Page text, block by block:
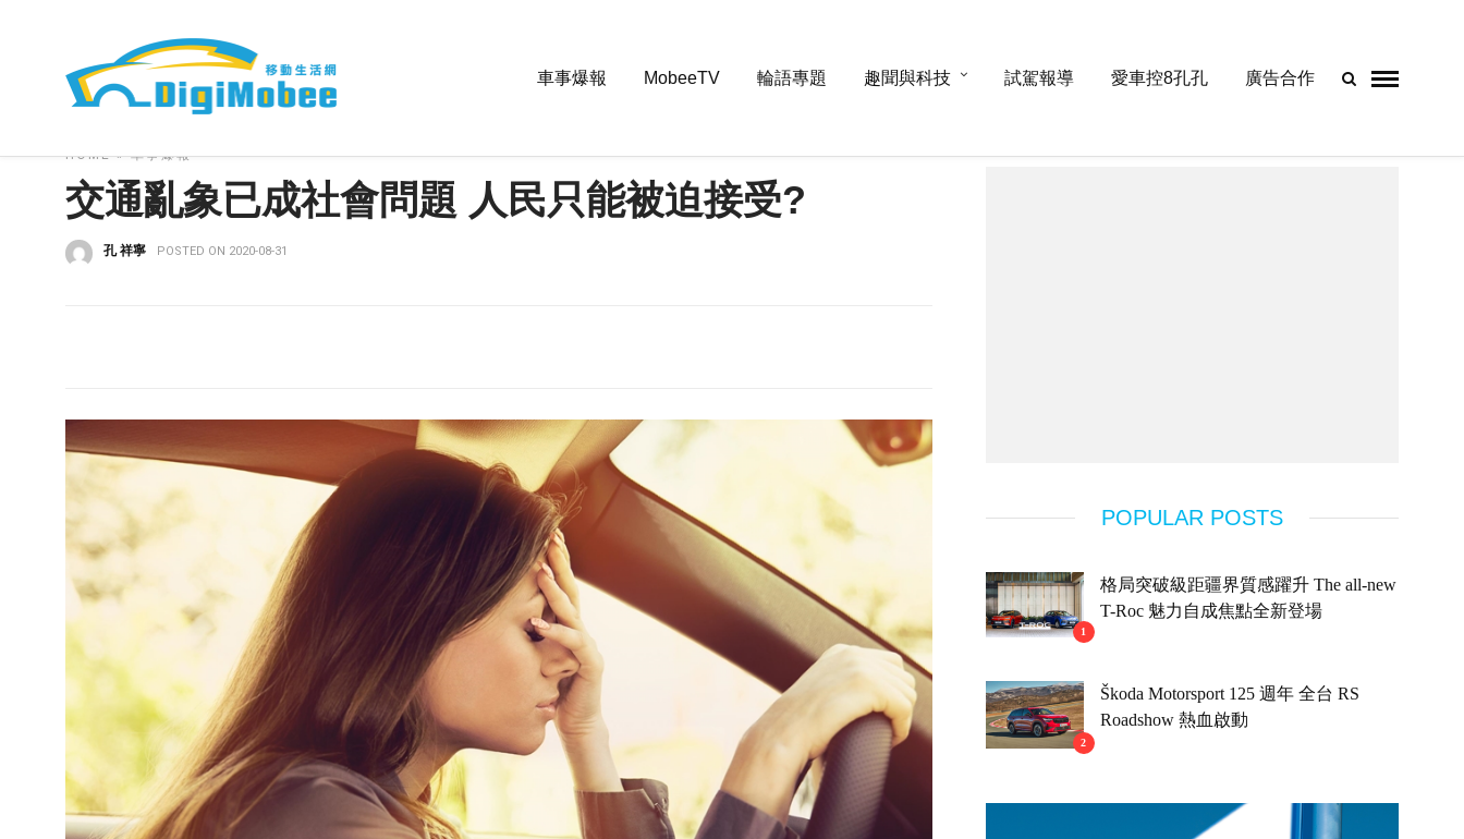
車事爆報 MobeeTV 輪語專題 趣聞與科技 試駕報導 愛車控8孔孔 廣告合作
HOME»車事爆報
交通亂象已成社會問題 人民只能被迫接受?
孔 祥寧 POSTED ON 2020-08-31
POPULAR POSTS
1
格局突破級距疆界質感躍升 The all-new
T-Roc 魅力自成焦點全新登場
2
Škoda Motorsport 125 週年 全台 RS
Roadshow 熱血啟動